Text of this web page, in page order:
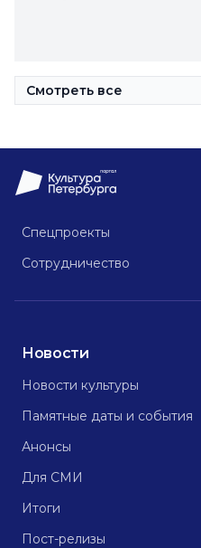
Смотреть все
Спецпроекты
Сотрудничество
Новости
Новости культуры
Памятные даты и события
Анонсы
Для СМИ
Итоги
Пост-релизы